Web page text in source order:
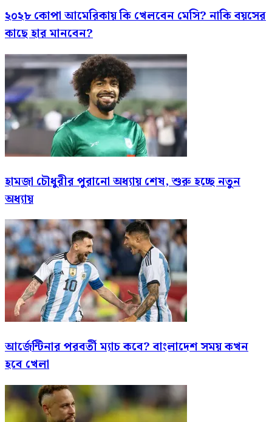
২০২৮ কোপা আমেরিকায় কি খেলবেন মেসি? নাকি বয়সের
কাছে হার মানবেন?
হামজা চৌধুরীর পুরানো অধ্যায় শেষ, শুরু হচ্ছে নতুন
অধ্যায়
আর্জেন্টিনার পরবর্তী ম্যাচ কবে? বাংলাদেশ সময় কখন
হবে খেলা